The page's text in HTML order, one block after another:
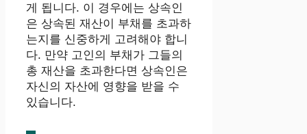
게 됩니다. 이 경우에는 상속인
은 상속된 재산이 부채를 초과하
는지를 신중하게 고려해야 합니
다. 만약 고인의 부채가 그들의
총 재산을 초과한다면 상속인은
자신의 자산에 영향을 받을 수
있습니다.